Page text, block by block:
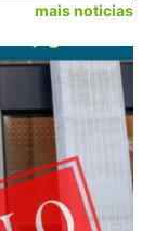
mais noticias